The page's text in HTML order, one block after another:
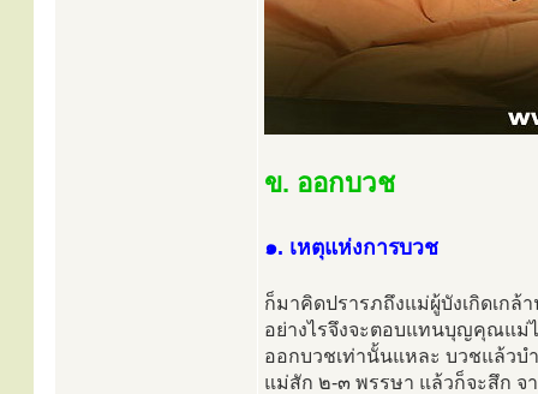
ข. ออกบวช
๑. เหตุแห่งการบวช
ก็มาคิดปรารภถึงแม่ผู้บังเกิดเก
อย่างไรจึงจะตอบแทนบุญคุณแม่
ออกบวชเท่านั้นแหละ บวชแล้วบ
แม่สัก ๒-๓ พรรษา แล้วก็จะสึก จ